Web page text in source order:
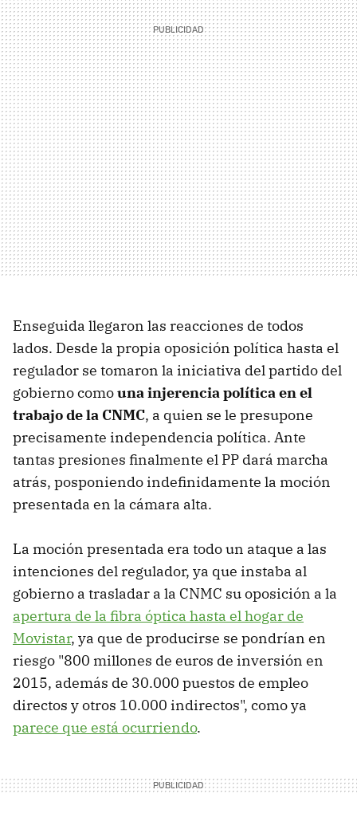
Enseguida llegaron las reacciones de todos
lados. Desde la propia oposición política hasta el
regulador se tomaron la iniciativa del partido del
gobierno comouna injerencia política en el
trabajo de la CNMC, a quien se le presupone
precisamente independencia política. Ante
tantas presiones finalmente el PP dará marcha
atrás, posponiendo indefinidamente la moción
presentada en la cámara alta.
La moción presentada era todo un ataque a las
intenciones del regulador, ya que instaba al
gobierno a trasladar a la CNMC su oposición a la
apertura de la fibra óptica hasta el hogar de
Movistar, ya que de producirse se pondrían en
riesgo "800 millones de euros de inversión en
2015, además de 30.000 puestos de empleo
directos y otros 10.000 indirectos", como ya
parece que está ocurriendo.